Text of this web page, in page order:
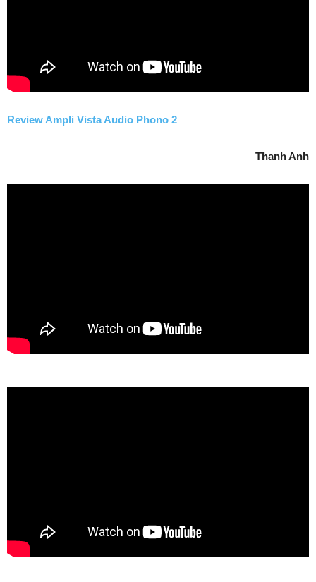
Review Ampli Vista Audio Phono 2
Thanh Anh